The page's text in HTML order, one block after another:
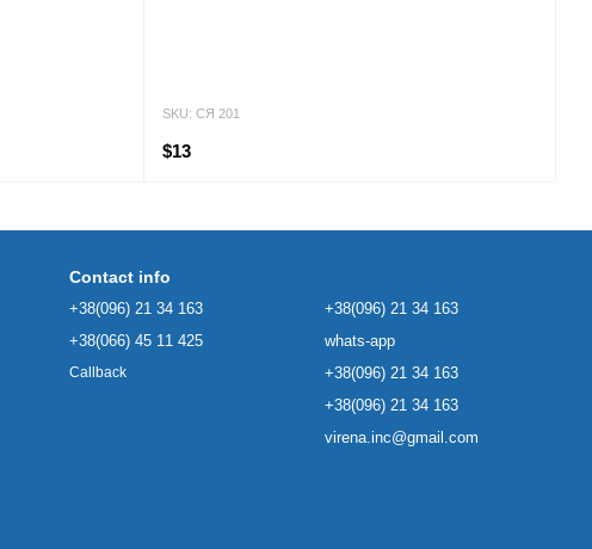
SKU: СЯ 201
$13
Contact info
+38(096) 21 34 163
+38(066) 45 11 425
Callback
+38(096) 21 34 163
whats-app
+38(096) 21 34 163
+38(096) 21 34 163
virena.inc@gmail.com